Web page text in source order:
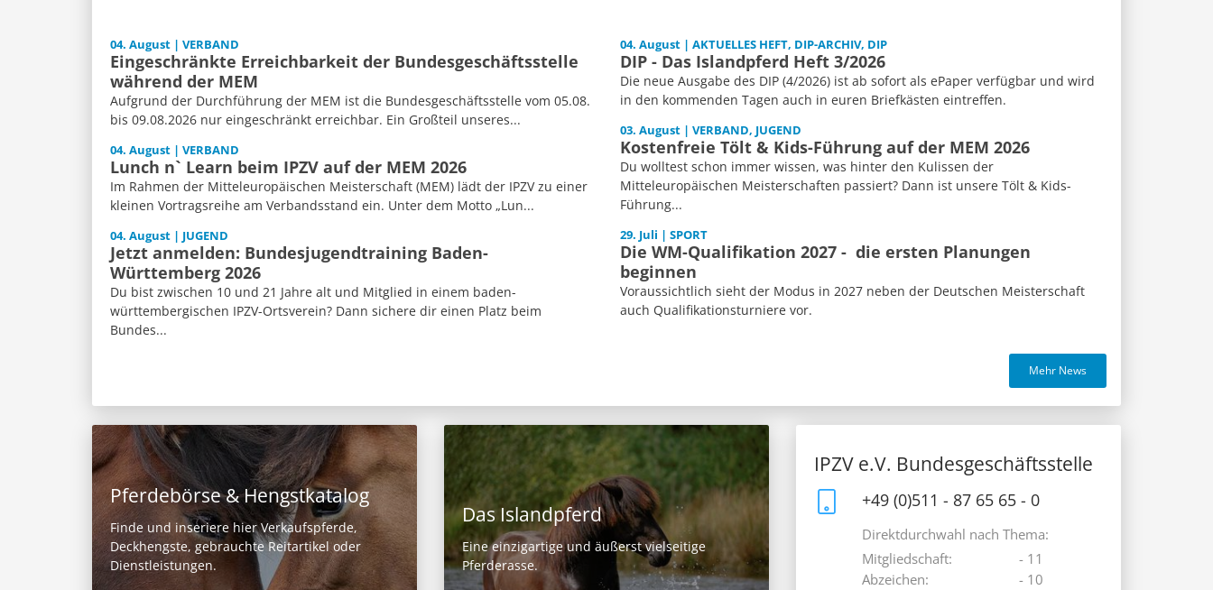
04. August | VERBAND
Eingeschränkte Erreichbarkeit der Bundesgeschäftsstelle
während der MEM
Aufgrund der Durchführung der MEM ist die Bundesgeschäftsstelle vom 05.08.
bis 09.08.2026 nur eingeschränkt erreichbar. Ein Großteil unseres...
04. August | VERBAND
Lunch n` Learn beim IPZV auf der MEM 2026
Im Rahmen der Mitteleuropäischen Meisterschaft (MEM) lädt der IPZV zu einer
kleinen Vortragsreihe am Verbandsstand ein. Unter dem Motto „Lun...
04. August | JUGEND
Jetzt anmelden: Bundesjugendtraining Baden-
Württemberg 2026
Du bist zwischen 10 und 21 Jahre alt und Mitglied in einem baden-
württembergischen IPZV-Ortsverein? Dann sichere dir einen Platz beim
Bundes...
04. August | AKTUELLES HEFT, DIP-ARCHIV, DIP
DIP - Das Islandpferd Heft 3/2026
Die neue Ausgabe des DIP (4/2026) ist ab sofort als ePaper verfügbar und wird
in den kommenden Tagen auch in euren Briefkästen eintreffen.
03. August | VERBAND, JUGEND
Kostenfreie Tölt & Kids-Führung auf der MEM 2026
Du wolltest schon immer wissen, was hinter den Kulissen der
Mitteleuropäischen Meisterschaften passiert? Dann ist unsere Tölt & Kids-
Führung...
29. Juli | SPORT
Die WM-Qualifikation 2027 - die ersten Planungen
beginnen
Voraussichtlich sieht der Modus in 2027 neben der Deutschen Meisterschaft
auch Qualifikationsturniere vor.
Mehr News
Pferdebörse & Hengstkatalog
Finde und inseriere hier Verkaufspferde,
Deckhengste, gebrauchte Reitartikel oder
Dienstleistungen.
Das Islandpferd
Eine einzigartige und äußerst vielseitige
Pferderasse.
IPZV e.V. Bundesgeschäftsstelle
+49 (0)511 - 87 65 65 - 0
Direktdurchwahl nach Thema:
Mitgliedschaft:
Abzeichen:
- 11
- 10